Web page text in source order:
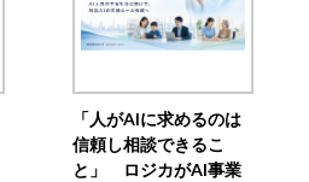
「人がAIに求めるのは
信頼し相談できるこ
と」 ロジカがAI事業